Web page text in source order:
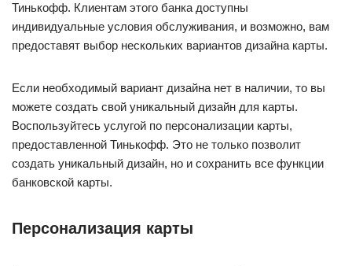
Тинькофф. Клиентам этого банка доступны
индивидуальные условия обслуживания, и возможно, вам
предоставят выбор нескольких вариантов дизайна карты.
Если необходимый вариант дизайна нет в наличии, то вы
можете создать свой уникальный дизайн для карты.
Воспользуйтесь услугой по персонализации карты,
предоставленной Тинькофф. Это не только позволит
создать уникальный дизайн, но и сохранить все функции
банковской карты.
Персонализация карты